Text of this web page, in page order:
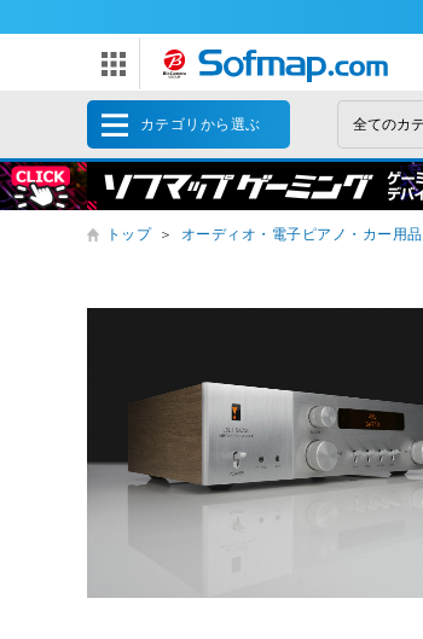
カテゴリから選ぶ
トップ ＞ オーディオ・電子ピアノ・カー用品